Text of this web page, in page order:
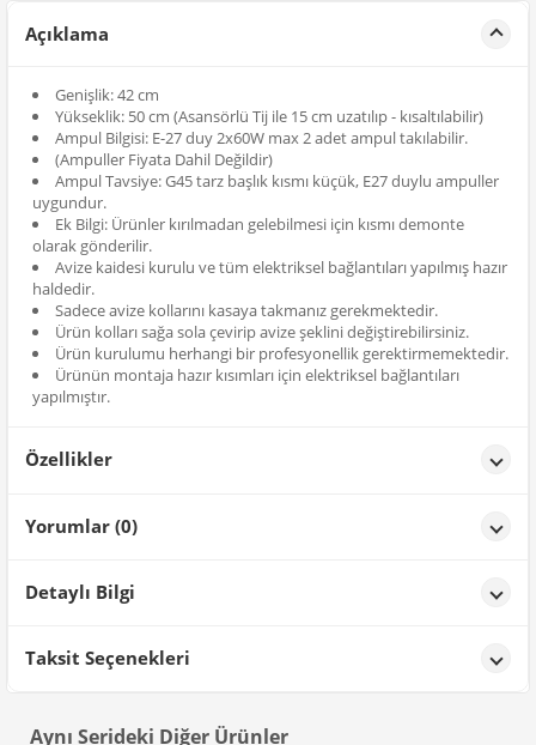
Açıklama
Genişlik: 42 cm
Yükseklik: 50 cm (Asansörlü Tij ile 15 cm uzatılıp - kısaltılabilir)
Ampul Bilgisi: E-27 duy 2x60W max 2 adet ampul takılabilir.
(Ampuller Fiyata Dahil Değildir)
Ampul Tavsiye: G45 tarz başlık kısmı küçük, E27 duylu ampuller
uygundur.
Ek Bilgi: Ürünler kırılmadan gelebilmesi için kısmı demonte
olarak gönderilir.
Avize kaidesi kurulu ve tüm elektriksel bağlantıları yapılmış hazır
haldedir.
Sadece avize kollarını kasaya takmanız gerekmektedir.
Ürün kolları sağa sola çevirip avize şeklini değiştirebilirsiniz.
Ürün kurulumu herhangi bir profesyonellik gerektirmemektedir.
Ürünün montaja hazır kısımları için elektriksel bağlantıları
yapılmıştır.
Özellikler
Yorumlar (0)
Detaylı Bilgi
Ürün Detayları;
Taksit Seçenekleri
Aynı Serideki Diğer Ürünler